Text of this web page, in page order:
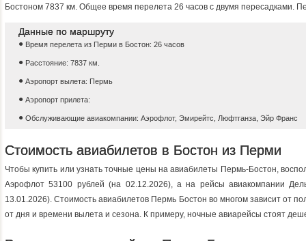
Бостоном 7837 км. Общее время перелета 26 часов c двумя пересадками.
Данные по маршруту
Время перелета из Перми в Бостон: 26 часов
Расстояние: 7837 км.
Аэропорт вылета: Пермь
Аэропорт прилета:
Обслуживающие авиакомпании: Аэрофлот, Эмирейтс, Люфтганза, Эйр Франс
Стоимость авиабилетов в Бостон из Перми
Чтобы купить или узнать точные цены на авиабилеты Пермь-Бостон,
Аэрофлот 53100 рублей (на 02.12.2026), a на рейсы авиакомпании
13.01.2026). Стоимость авиабилетов Пермь Бостон во многом зависит от
от дня и времени вылета и сезона. К примеру, ночные авиарейсы стоят